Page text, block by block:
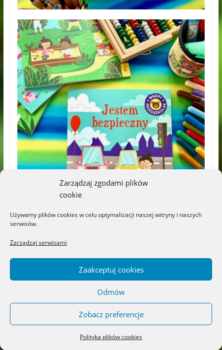
Zarządzaj zgodami plików
cookie
Używamy plików cookies w celu optymalizacji naszej witryny i naszych
serwisów.
Zarządzaj serwisami
Zaakceptuj cookies
Odmów
Zobacz preferencje
Polityka plików cookies
„Mądry przedszkolak. Jestem bezpieczny”